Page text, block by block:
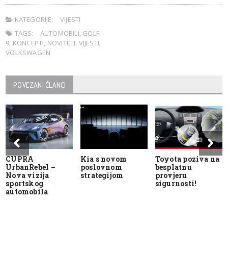
KATEGORIJE:
VIJESTI
TAGS:
AUTOMOBILI, GOLF
9, KONCEPTI, NOVITETI, VIJESTI,
VOLKSWAGEN
POVEZANI ČLANCI
CUPRA
UrbanRebel –
Nova vizija
sportskog
automobila
Kia s novom
poslovnom
strategijom
Toyota poziva na
besplatnu
provjeru
sigurnosti!